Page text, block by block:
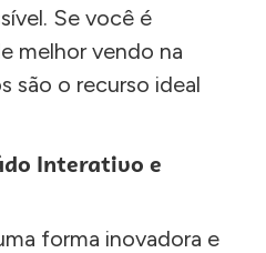
Se você é
melhor vendo na
são o recurso ideal
Interativo e
forma inovadora e